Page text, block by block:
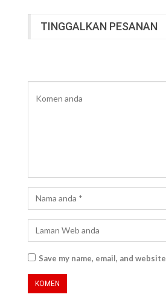
TINGGALKAN PESANAN
Save my name, email, and